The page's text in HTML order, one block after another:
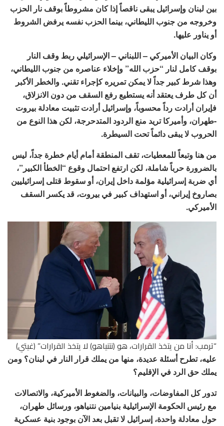
بين لبنان وإسرائيل يبقى ناقصاً إذا كان مشروطاً بوقف نار الحزب
وخروجه من جنوب الليطاني، بينما الحزب نفسه يرفض الشروط
أو يناور عليها.
وكان البيان الأميركي – اللبناني – الإسرائيلي ربط وقف النار
بوقف كامل لنار “حزب الله” وإخلاء عناصره من جنوب الليطاني،
وهذا شرط كبير جداً لا يمكن تمريره كإجراء تقني. والخطر الأكبر
أن كل طرف يعتقد أنه يستطيع رفع السقف من دون الانزلاق،
فإيران أرادت رداً محسوباً، وإسرائيل أرادت تثبيت معادلة بيروت
-طهران، وأميركا تريد منع الردود المتدحرجة، لكن هذا النوع من
الحروب لا يبقى دائماً تحت السيطرة.
من هنا وتبعاً للمعطيات، تقف المنطقة أمام أيام خطرة جداً، ليس
بالضرورة حرباً شاملة، لكن ارتفع احتمال وقوع “الخطأ الكبير”،
أي ضربة إسرائيلية مؤلمة داخل إيران، أو سقوط قتلى إسرائيليين
بصاروخ إيراني، أو استهداف كبير في بيروت، قد يكسر السقف
الأميركي.
“ترمب: أنا من يتخذ القرارات، هو (نتنياهو) لا يتخذ القرارات” (غيتي)​​​​​​​
عليه، تطرح أسئلة عديدة، منها من يملك قرار النار في لبنان؟ ومن
يملك حق الرد في الإقليم؟
تدور كل المفاوضات، والبيانات، والضغوط الأميركية، والاتصالات
مع رئيس الحكومة الإسرائيلية بنيامين نتنياهو، ورسائل طهران،
حول معادلة واحدة، إسرائيل لا تقبل بعد الآن بوجود بنية عسكرية